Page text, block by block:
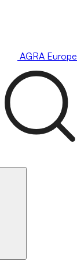
AGRA Europe